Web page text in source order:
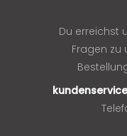
Du erreichst
Fragen zu